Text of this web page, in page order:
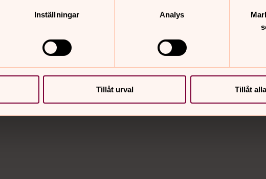
Inställningar Analys
Tillåt urval Tillåt
brett utbud av musikevenemang med hög konstnärlig